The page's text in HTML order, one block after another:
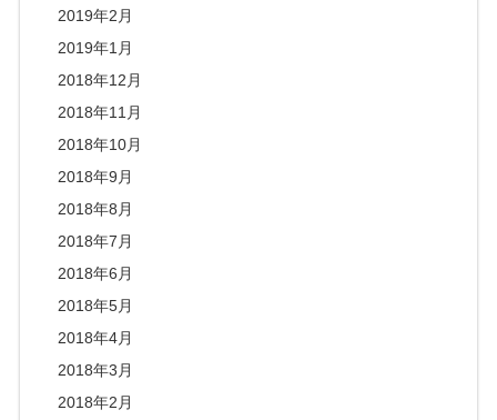
2019年2月
2019年1月
2018年12月
2018年11月
2018年10月
2018年9月
2018年8月
2018年7月
2018年6月
2018年5月
2018年4月
2018年3月
2018年2月